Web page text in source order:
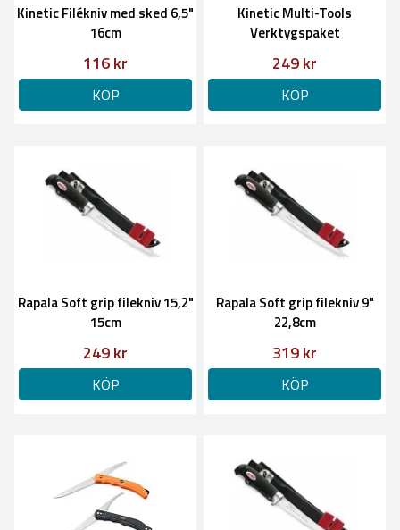
Kinetic Filékniv med sked 6,5"
16cm
116 kr
KÖP
Kinetic Multi-Tools
Verktygspaket
249 kr
KÖP
Rapala Soft grip filekniv 15,2"
15cm
249 kr
KÖP
Rapala Soft grip filekniv 9"
22,8cm
319 kr
KÖP